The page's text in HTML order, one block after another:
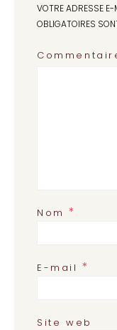
VOTRE ADRESSE E-
OBLIGATOIRES
Nom*
E-mail*
Site web